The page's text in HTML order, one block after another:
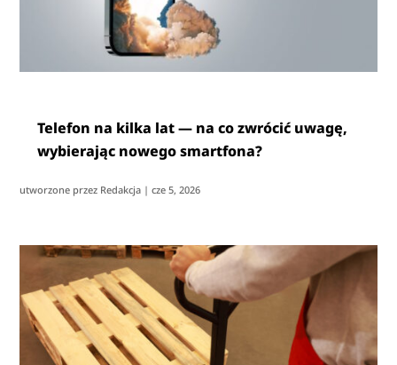
Telefon na kilka lat — na co zwrócić uwagę,
wybierając nowego smartfona?
utworzone przez Redakcja |cze 5, 2026